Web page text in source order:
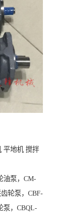
平地机 搅拌
油泵，CM-
轮泵，CBF-
泵，CBQL-